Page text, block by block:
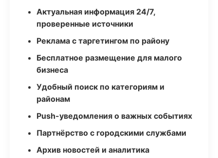
Актуальная информация 24/7,
проверенные источники
Реклама с таргетингом по району
Бесплатное размещение для малого
бизнеса
Удобный поиск по категориям и
районам
Push-уведомления о важных событиях
Партнёрство с городскими службами
Архив новостей и аналитика